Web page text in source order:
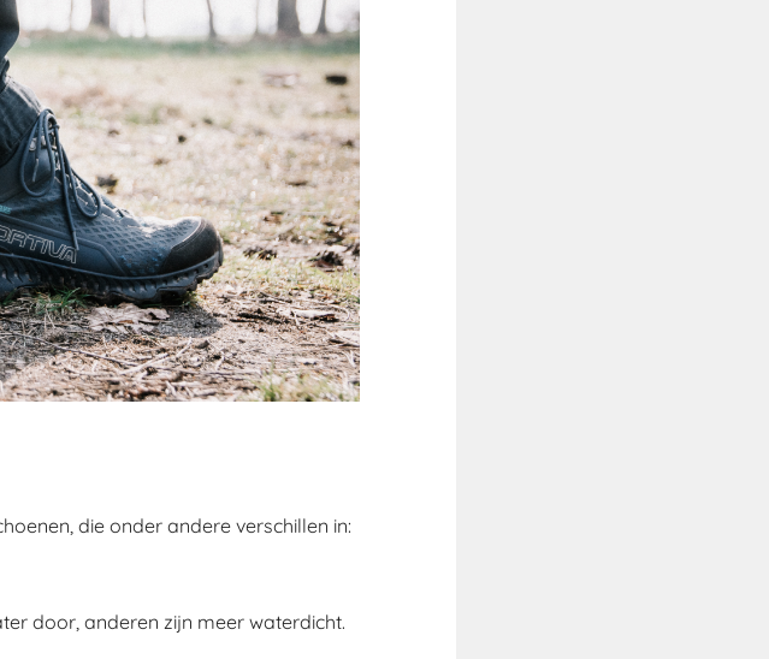
die onder andere verschillen in:
door, anderen zijn meer waterdicht.